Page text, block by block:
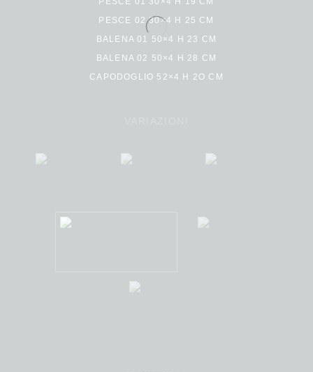
PESCE 02 30×4 H 25 CM
BALENA 01 50×4 H 23 CM
BALENA 02 50×4 H 28 CM
CAPODOGLIO 52×4 H 2O CM